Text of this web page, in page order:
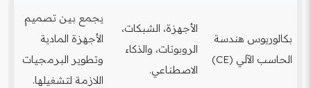
بكالوريوس هندسة
الحاسب الآلي (CE)
الأجهزة، الشبكات،
الروبوتات، والذكاء
الاصطناعي.
يجمع بين تصميم
الأجهزة المادية
وتطوير البرمجيات
اللازمة لتشغيلها.